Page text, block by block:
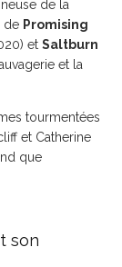
de la
de Promising
et Saltburn
et la
tourmentées
et Catherine
que
son